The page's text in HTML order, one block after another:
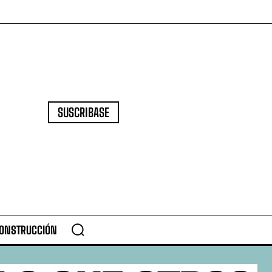
SUSCRIBASE